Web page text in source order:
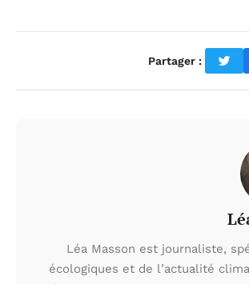
Partager :
Léa Masson est journaliste,
écologiques et de l’actualité